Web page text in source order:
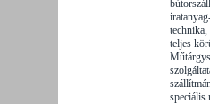
technika,
teljes
speciális